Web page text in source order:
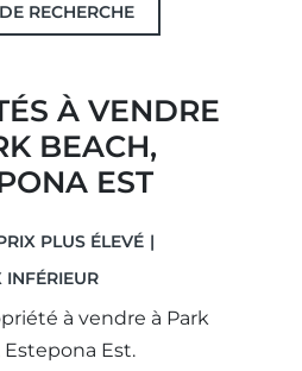
RECHERCHE
À VENDRE
BEACH,
EST
​​PLUS ÉLEVÉ
​​INFÉRIEUR
à vendre à Park
Estepona Est.